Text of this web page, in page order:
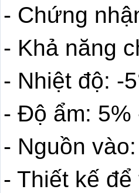
- Chứng
- Khả năng
- Nhiệt độ: -
- Độ ẩm: 5%
- Nguồn
- Thiết kế